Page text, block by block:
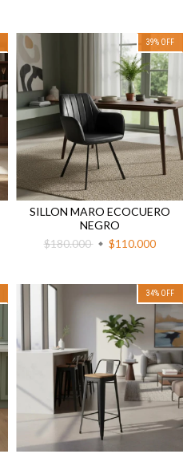
39% OFF
SILLON MARO ECOCUERO
NEGRO
$180.000
$110.000
34% OFF